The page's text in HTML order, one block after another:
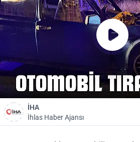
İHA
İhlas Haber Ajansı